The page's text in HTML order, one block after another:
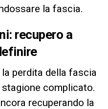
la fascia.
recupero a
perdita della fascia
complicato.
recuperando la